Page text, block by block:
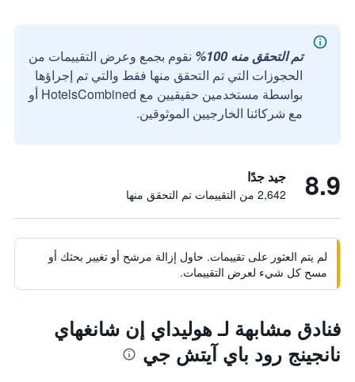
تم التحقق منه 100%
نقوم بجمع وعرض التقييمات من
الحجوزات التي تم التحقق منها فقط والتي تم إجراؤها
بواسطة مستخدمين حقيقيين مع HotelsCombined أو
مع شركائنا الخارجيين الموثوقين.
8.9 جيد جدًا
2,642 من التقييمات تم التحقق منها
لم يتم العثور على تقييمات. حاول إزالة مرشح أو تغيير بحثك أو
مسح كل شيء لعرض التقييمات.
فنادق مشابهة لـ هوليداي إن شانغهاي
نانجينج رود باي آيتش جي